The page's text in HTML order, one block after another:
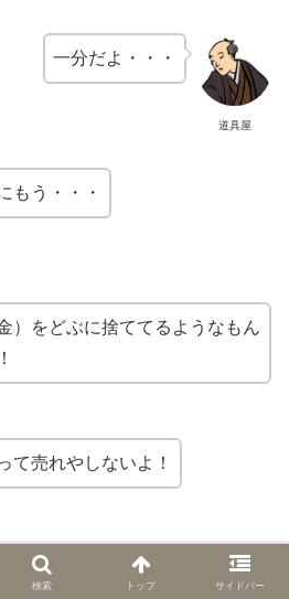
道具屋
一分だよ・・・
もう・・・
）をどぶに捨ててるようなもん
て売れやしないよ！
検索 トップ サイドバー